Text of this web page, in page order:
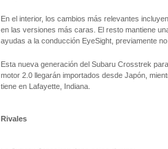
En el interior, los cambios más relevantes
en las versiones más caras. El resto mantiene
ayudas a la conducción EyeSight, previamente
Esta nueva generación del Subaru Crosstrek
motor 2.0 llegarán importados desde Japón,
tiene en Lafayette, Indiana.
Rivales